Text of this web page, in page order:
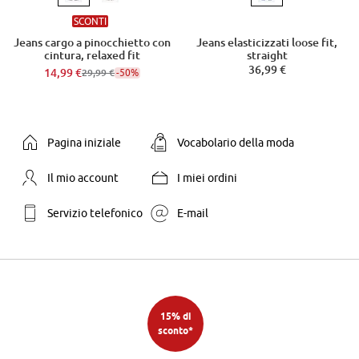
SCONTI
Jeans cargo a pinocchietto con
cintura, relaxed fit
14,99 €29,99 €-50%
Jeans elasticizzati loose fit,
straight
36,99 €
Pagina iniziale Vocabolario della moda
Il mio account I miei ordini
Servizio telefonico E-mail
15% di
sconto*